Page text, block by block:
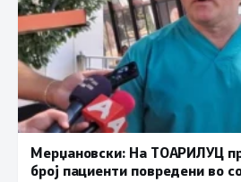
Мерџановски: На ТОАРИЛУЦ
број пациенти повредени во